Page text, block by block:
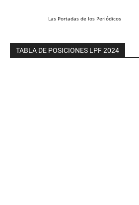
Las Portadas de los Periódicos
TABLA DE POSICIONES LPF 2024